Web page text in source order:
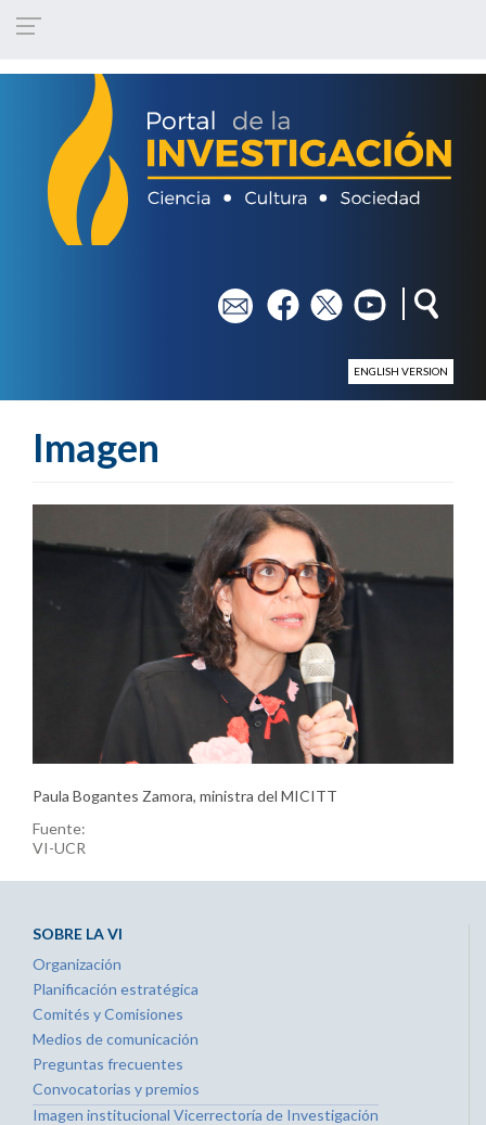
em fb tw yt
ENGLISH VERSION
Imagen
Paula Bogantes Zamora, ministra del MICITT
Fuente:
VI-UCR
SOBRE LA VI
Organización
Planificación estratégica
Comités y Comisiones
Medios de comunicación
Preguntas frecuentes
Convocatorias y premios
Imagen institucional Vicerrectoría de Investigación